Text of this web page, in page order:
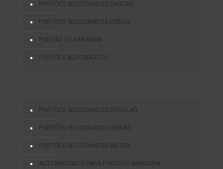
PORTÕES SECCIONADOS CASCAIS
PORTÕES SECCIONADOS LISBOA
PORTÃO DE GARAGEM
PORTÕES AUTOMÁTICOS
PORTÕES SECCIONADOS ODIVELAS
PORTÕES SECCIONADOS OEIRAS
PORTÕES SECCIONADOS SINTRA
AUTOMATISMOS PARA PORTÕES AMADORA